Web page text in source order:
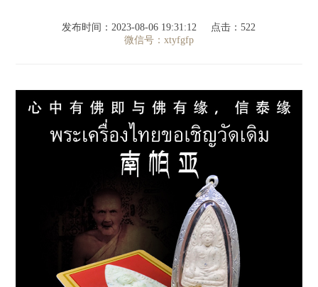
发布时间：2023-08-06 19:31:12
点击：522
微信号：xtyfgfp